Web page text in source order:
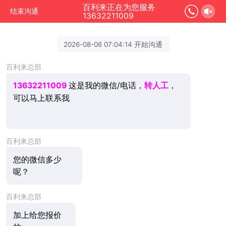
结束沟通
百利来正在为您服务
13632211009
2026-08-06 07:04:14 开始沟通
百利来总部
13632211009 这是我的微信/电话， 转人工，
可以马上联系我
百利来总部
您的微信多少
呢？
百利来总部
加上给您报价